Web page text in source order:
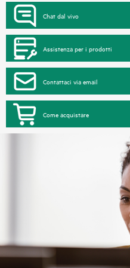
Chat dal vivo
Assistenza per i prodotti
Contattaci via email
Come acquistare